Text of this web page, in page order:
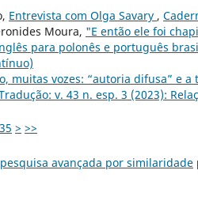
Entrevista com Olga Savary ,
Moura, "E então ele foi
para polonês e português
muitas vozes: “autoria difusa” e
v. 43 n. esp. 3 (2023):
35 > >>
avançada por similaridade